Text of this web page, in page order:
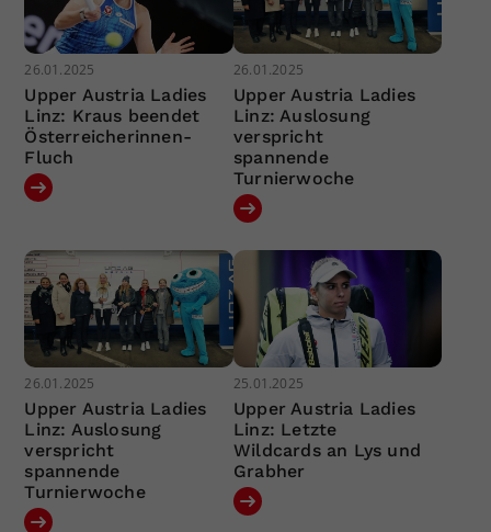
26.01.2025
Upper Austria Ladies
Linz: Kraus beendet
Österreicherinnen-
Fluch
26.01.2025
Upper Austria Ladies
Linz: Auslosung
verspricht
spannende
Turnierwoche
26.01.2025
Upper Austria Ladies
Linz: Auslosung
verspricht
spannende
Turnierwoche
25.01.2025
Upper Austria Ladies
Linz: Letzte
Wildcards an Lys und
Grabher